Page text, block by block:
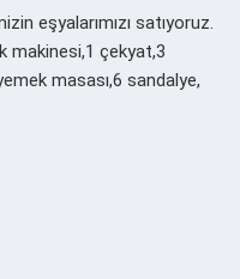
eşyalarımızı satıyoruz.
makinesi,1 çekyat,3
masası,6 sandalye,